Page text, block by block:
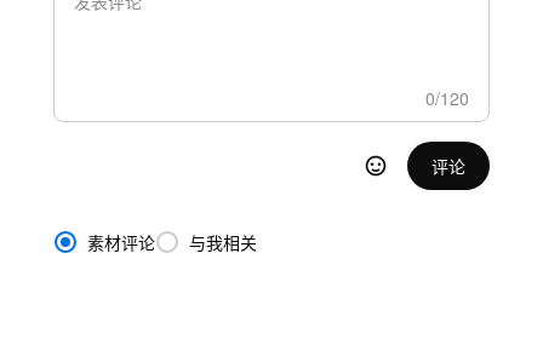
0/120
评论
素材评论 与我相关